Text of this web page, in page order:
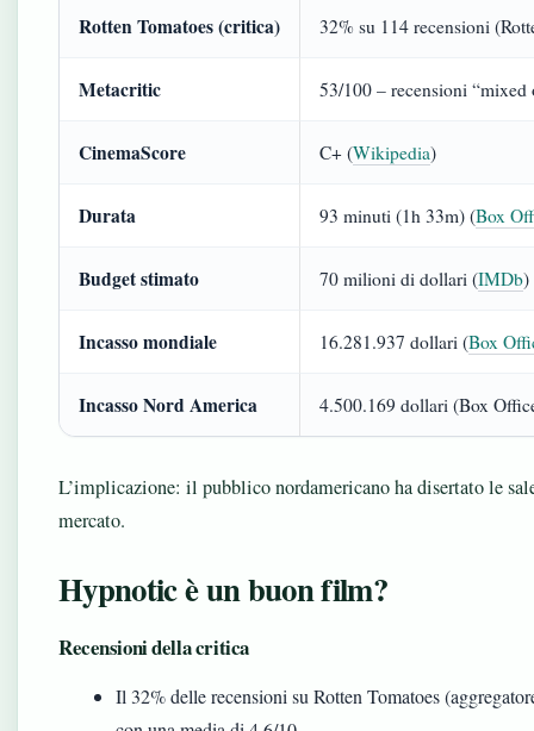
Rotten Tomatoes (critica) 32% su 114 recensioni
Metacritic 53/100 – recensioni “mixed
CinemaScore C+ (Wikipedia)
Durata 93 minuti (1h 33m) (Box
Budget stimato 70 milioni di dollari (IMDb)
Incasso mondiale 16.281.937 dollari (Box
Incasso Nord America 4.500.169 dollari (Box
L’implicazione: il pubblico nordamericano ha disertato le
mercato.
Hypnotic è un buon film?
Recensioni della critica
Il 32% delle recensioni su Rotten Tomatoes